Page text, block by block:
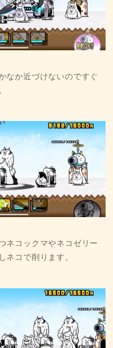
なか近づけないのですぐ
ネコックマやネコゼリー
ネコで削ります。